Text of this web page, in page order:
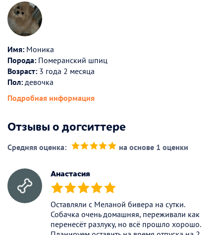
Имя: Моника
Порода: Померанский шпиц
Возраст: 3 года 2 месяца
Пол: девочка
Подробная информация
Отзывы о догситтере
Средняя оценка: на основе 1 оценки
Анастасия
(*) (*) (*) (*) (*)
Оставляли с Меланой бивера на сутки.
Собачка очень домашняя, переживали как
перенесёт разлуку, но всё прошло хорошо.